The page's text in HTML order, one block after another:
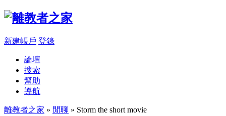
新建帳戶 登錄
論壇
搜索
幫助
導航
離教者之家 » 閒聊 » Storm the short movie